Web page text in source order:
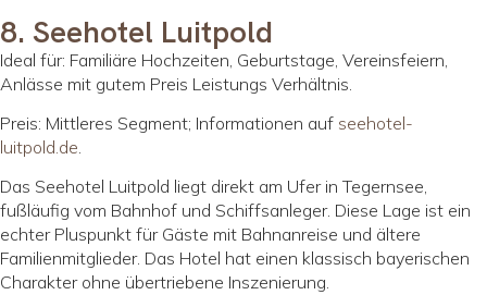
8. Seehotel Luitpold
Ideal für: Familiäre Hochzeiten, Geburtstage, Vereinsfeiern,
Anlässe mit gutem Preis Leistungs Verhältnis.
Preis: Mittleres Segment; Informationen auf seehotel-
luitpold.de.
Das Seehotel Luitpold liegt direkt am Ufer in Tegernsee,
fußläufig vom Bahnhof und Schiffsanleger. Diese Lage ist ein
echter Pluspunkt für Gäste mit Bahnanreise und ältere
Familienmitglieder. Das Hotel hat einen klassisch bayerischen
Charakter ohne übertriebene Inszenierung.